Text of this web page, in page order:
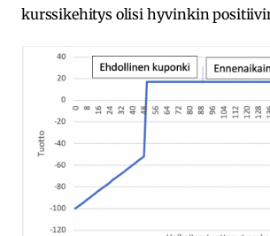
kurssikehitys olisi hyvinkin